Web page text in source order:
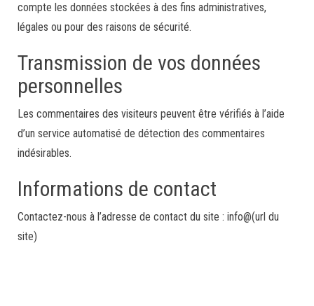
compte les données stockées à des fins administratives,
légales ou pour des raisons de sécurité.
Transmission de vos données
personnelles
Les commentaires des visiteurs peuvent être vérifiés à l’aide
d’un service automatisé de détection des commentaires
indésirables.
Informations de contact
Contactez-nous à l’adresse de contact du site : info@(url du
site)